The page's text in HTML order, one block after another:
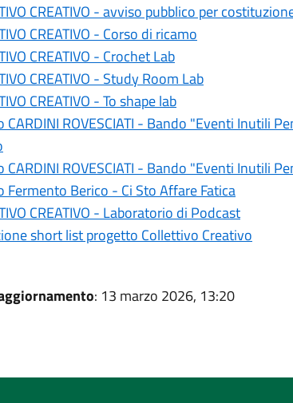
CREATIVO - avviso pubblico per
CREATIVO - Corso di ricamo
CREATIVO - Crochet Lab
CREATIVO - Study Room Lab
CREATIVO - To shape lab
CARDINI ROVESCIATI - Bando "Eventi Inutili
CARDINI ROVESCIATI - Bando "Eventi Inutili
Fermento Berico - Ci Sto Affare Fatica
CREATIVO - Laboratorio di Podcast
short list progetto Collettivo Creativo
: 13 marzo 2026, 13:20